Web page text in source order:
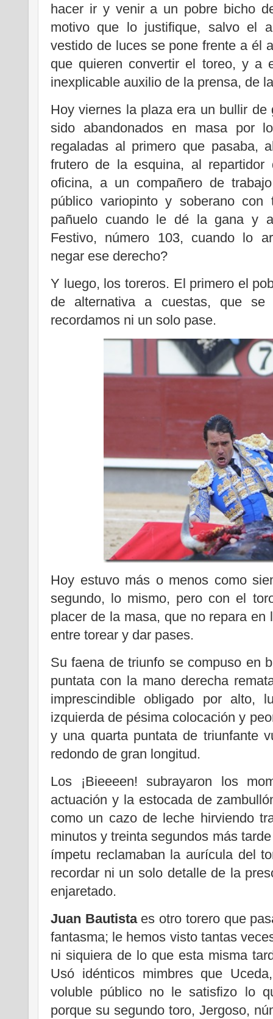
hacer ir y venir a un pobre bicho
motivo que lo justifique, salvo el
vestido de luces se pone frente a él
que quieren convertir el toreo, y a
inexplicable auxilio de la prensa, de
Hoy viernes la plaza era un bullir
sido abandonados en masa por
regaladas al primero que pasaba,
frutero de la esquina, al
oficina, a un compañero de
público variopinto y soberano
pañuelo cuando le dé la gana y
Festivo, número 103, cuando lo
negar ese derecho?
Y luego, los toreros. El primero el
de alternativa a cuestas, que
recordamos ni un solo pase.
Hoy estuvo más o menos como
segundo, lo mismo, pero con el
placer de la masa, que no repara
entre torear y dar pases.
Su faena de triunfo se compuso en
puntata con la mano derecha
imprescindible obligado por alto,
izquierda de pésima colocación y
y una quarta puntata de triunfante
redondo de gran longitud.
Los ¡Bieeeen! subrayaron los
actuación y la estocada de
como un cazo de leche hirviendo
minutos y treinta segundos más
ímpetu reclamaban la aurícula del
recordar ni un solo detalle de la
enjaretado.
Juan Bautistaes otro torero que
fantasma; le hemos visto tantas
ni siquiera de lo que esta misma
Usó idénticos mimbres que
voluble público no le satisfizo lo
porque su segundo toro, Jergoso,